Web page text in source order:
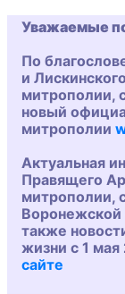
Уважаемые
По
и
митрополии,
новый
митрополии
Актуальная
Правящего
митрополии,
Воронежской
также
жизни с 1
сайте